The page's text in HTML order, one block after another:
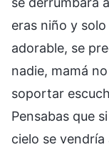
eras niño y solo
adorable, se
nadie, mamá
soportar
Pensabas que
cielo se